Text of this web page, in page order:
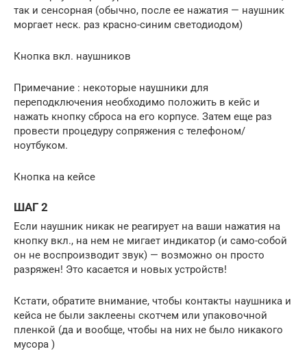
так и сенсорная (обычно, после ее нажатия — наушник
моргает неск. раз красно-синим светодиодом)
Кнопка вкл. наушников
Примечание : некоторые наушники для
переподключения необходимо положить в кейс и
нажать кнопку сброса на его корпусе. Затем еще раз
провести процедуру сопряжения с телефоном/
ноутбуком.
Кнопка на кейсе
ШАГ 2
Если наушник никак не реагирует на ваши нажатия на
кнопку вкл., на нем не мигает индикатор (и само-собой
он не воспроизводит звук) — возможно он просто
разряжен! Это касается и новых устройств!
Кстати, обратите внимание, чтобы контакты наушника и
кейса не были заклеены скотчем или упаковочной
пленкой (да и вообще, чтобы на них не было никакого
мусора )